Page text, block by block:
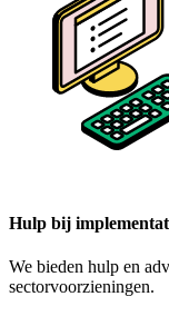
Hulp bij
We bieden hulp en
sectorvoorzieningen.